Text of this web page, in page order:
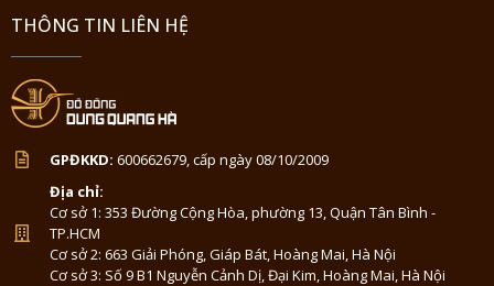
THÔNG TIN LIÊN HỆ
GPĐKKD: 600662679, cấp ngày 08/10/2009
Địa chỉ:
Cơ sở 1: 353 Đường Cộng Hòa, phường 13, Quận Tân Bình -
TP.HCM
Cơ sở 2: 663 Giải Phóng, Giáp Bát, Hoàng Mai, Hà Nội
Cơ sở 3: Số 9 B1 Nguyễn Cảnh Dị, Đại Kim, Hoàng Mai, Hà Nội